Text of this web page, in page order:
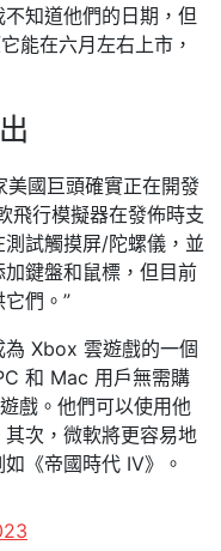
知道他們的日期，但
能在六月左右上市，
國巨頭確實正在開發
飛行模擬器在發佈時支
試觸摸屏/陀螺儀，並
鍵盤和鼠標，但目前
們。”
Xbox 雲遊戲的一個
和 Mac 用戶無需購
戲。他們可以使用他
次，微軟將更容易地
《帝國時代 IV》。